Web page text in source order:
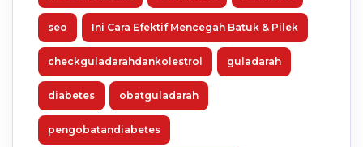
seo Ini Cara Efektif Mencegah Batuk & Pilek
checkguladarahdankolestrol guladarah
diabetes obatguladarah
pengobatandiabetes